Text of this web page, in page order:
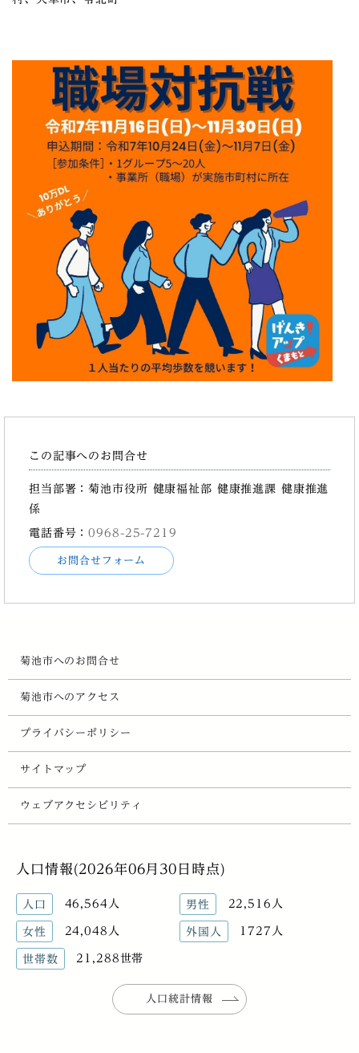
この記事へのお問合せ
担当部署：菊池市役所 健康福祉部 健康推進課 健康推進
係
電話番号：0968-25-7219
お問合せフォーム
菊池市へのお問合せ
菊池市へのアクセス
プライバシーポリシー
サイトマップ
ウェブアクセシビリティ
人口情報(2026年06月30日時点)
人口 46,564人 男性 22,516人
女性 24,048人 外国人 1727人
世帯数 21,288世帯
人口統計情報